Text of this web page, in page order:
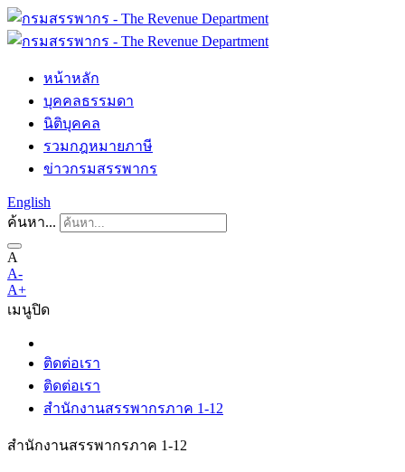
หน้าหลัก
บุคคลธรรมดา
นิติบุคคล
รวมกฎหมายภาษี
ข่าวกรมสรรพากร
English
ค้นหา...
A
A-
A+
เมนูปิด
ติดต่อเรา
ติดต่อเรา
สำนักงานสรรพากรภาค 1-12
สำนักงานสรรพากรภาค 1-12